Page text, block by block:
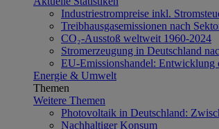
Industriestrompreise inkl.
Treibhausgasemissionen nach
CO₂-Ausstoß weltweit 1960-2024
Stromerzeugung in Deutschland
EU-Emissionshandel: Entwicklung
Energie & Umwelt
Themen
Weitere Themen
Photovoltaik in Deutschland:
Nachhaltiger Konsum